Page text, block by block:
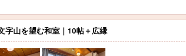
字山を望む和室｜10帖＋広縁